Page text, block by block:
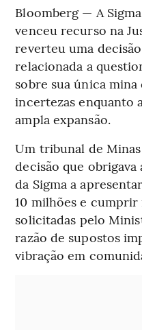
Bloomberg — A
venceu recurso na
reverteu uma
relacionada a
sobre sua única
incertezas enquanto
ampla expansão.
Um tribunal de
decisão que
da Sigma a
10 milhões e
solicitadas pelo
razão de supostos
vibração em